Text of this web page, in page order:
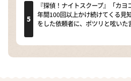
『探偵！ナイトスクープ』「カ
年間100回以上かけ続けてくる見
をした依頼者に、ポツリと呟い